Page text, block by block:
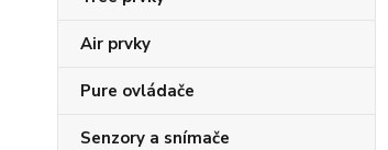
Air prvky
Pure ovládače
Senzory a snímače